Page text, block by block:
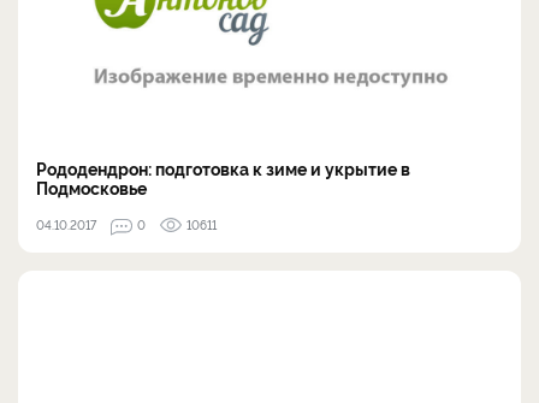
Рододендрон: подготовка к зиме и укрытие в
Подмосковье
04.10.2017 0 10611